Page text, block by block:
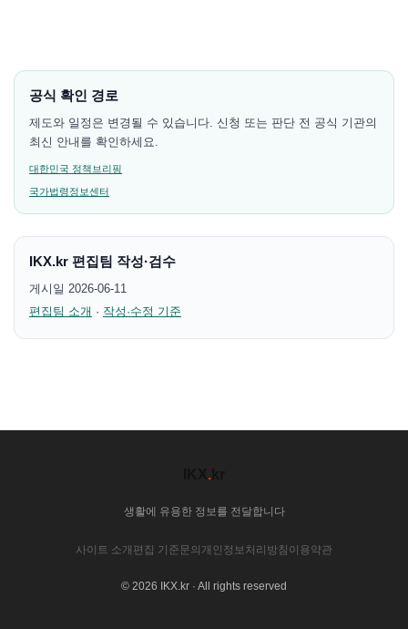
공식 확인 경로
제도와 일정은 변경될 수 있습니다. 신청 또는 판단 전 공식 기관의
최신 안내를 확인하세요.
대한민국 정책브리핑
국가법령정보센터
IKX.kr 편집팀 작성·검수
게시일 2026-06-11
편집팀 소개 · 작성·수정 기준
.
생활에 유용한 정보를 전달합니다
사이트 소개 편집 기준문의 개인정보처리방침 이용약관
© 2026 IKX.kr · All rights reserved